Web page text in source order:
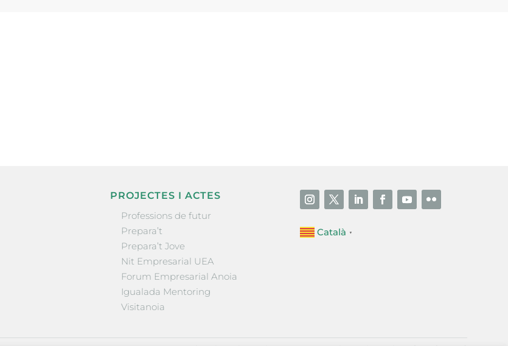
PROJECTES I ACTES
Professions de futur
Prepara’t
Prepara’t Jove
Nit Empresarial UEA
Forum Empresarial Anoia
Igualada Mentoring
Visitanoia
Català ▼